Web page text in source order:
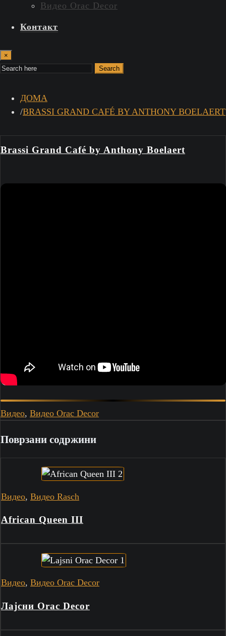
Видео Orac Decor
Контакт
×
Search
ДОМА
BRASSI GRAND CAFÉ BY ANTHONY BOELAERT
Brassi Grand Café by Anthony Boelaert
Видео, Видео Orac Decor
Поврзани содржини
Видео, Видео Rasch
African Queen III
Видео, Видео Orac Decor
Лајсни Orac Decor